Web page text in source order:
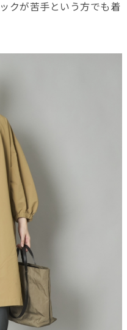
クが苦手という方でも着